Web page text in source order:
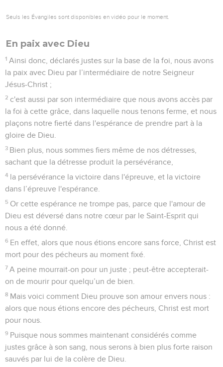
Seuls les Évangiles sont disponibles en vidéo pour le moment.
En paix avec Dieu
1 Ainsi donc, déclarés justes sur la base de la foi, nous avons
la paix avec Dieu par l’intermédiaire de notre Seigneur
Jésus-Christ ;
2 c'est aussi par son intermédiaire que nous avons accès par
la foi à cette grâce, dans laquelle nous tenons ferme, et nous
plaçons notre fierté dans l'espérance de prendre part à la
gloire de Dieu.
3 Bien plus, nous sommes fiers même de nos détresses,
sachant que la détresse produit la persévérance,
4 la persévérance la victoire dans l'épreuve, et la victoire
dans l’épreuve l'espérance.
5 Or cette espérance ne trompe pas, parce que l'amour de
Dieu est déversé dans notre cœur par le Saint-Esprit qui
nous a été donné.
6 En effet, alors que nous étions encore sans force, Christ est
mort pour des pécheurs au moment fixé.
7 A peine mourrait-on pour un juste ; peut-être accepterait-
on de mourir pour quelqu’un de bien.
8 Mais voici comment Dieu prouve son amour envers nous :
alors que nous étions encore des pécheurs, Christ est mort
pour nous.
9 Puisque nous sommes maintenant considérés comme
justes grâce à son sang, nous serons à bien plus forte raison
sauvés par lui de la colère de Dieu.